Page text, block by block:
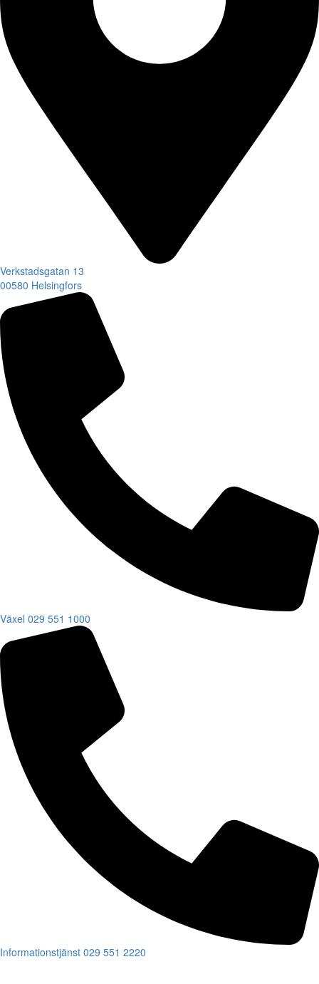
Verkstadsgatan 13
00580 Helsingfors
Växel 029 551 1000
Informationstjänst 029 551 2220